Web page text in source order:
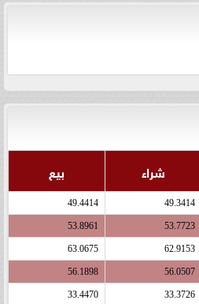
شراء بيع
49.3414
49.4414
53.7723
53.8961
62.9153
63.0675
56.0507
56.1898
33.3726
33.4470